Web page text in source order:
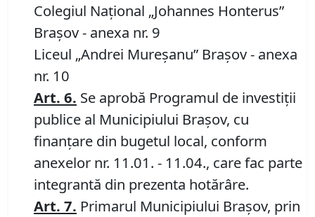
Colegiul Naţional „Johannes Honterus”
Braşov - anexa nr. 9
Liceul „Andrei Mureşanu” Braşov - anexa
nr. 10
Art. 6. Se aprobă Programul de investiţii
publice al Municipiului Braşov, cu
finanţare din bugetul local, conform
anexelor nr. 11.01. - 11.04., care fac parte
integrantă din prezenta hotărâre.
Art. 7. Primarul Municipiului Braşov, prin